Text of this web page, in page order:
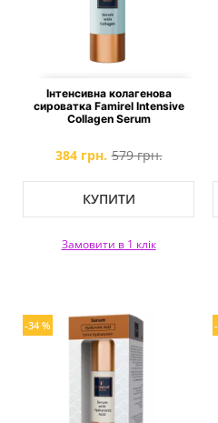
Інтенсивна колагенова
сироватка Famirel Intensive
Collagen Serum
384 грн. 579 грн.
КУПИТИ
Замовити в 1 клік
-34 %